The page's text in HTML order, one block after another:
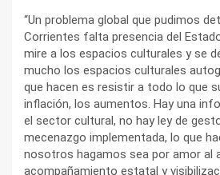
“Un problema global que pudimos
Corrientes falta presencia del
mire a los espacios culturales y se
mucho los espacios culturales
que hacen es resistir a todo lo que
inflación, los aumentos. Hay una
el sector cultural, no hay ley de
mecenazgo implementada, lo que
nosotros hagamos sea por amor al
acompañamiento estatal y